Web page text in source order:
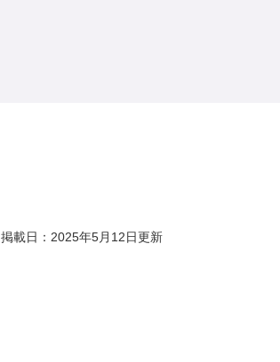
掲載日：2025年5月12日更新